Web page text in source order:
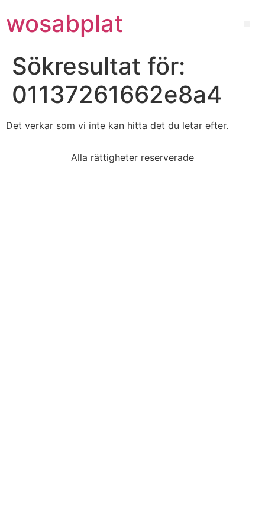
wosabplat
Sökresultat för:
01137261662e8a4
Det verkar som vi inte kan hitta det du letar efter.
Alla rättigheter reserverade